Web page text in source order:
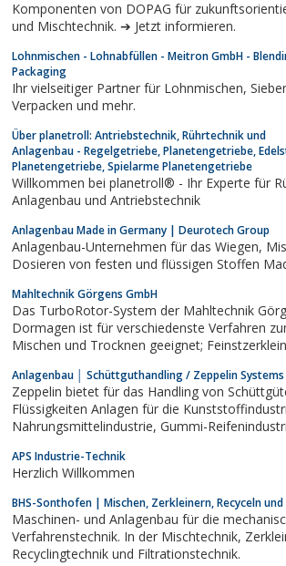
Komponenten von DOPAG für
und Mischtechnik. ➔ Jetzt informieren.
Lohnmischen - Lohnabfüllen - Meitron GmbH -
Packaging
Ihr vielseitiger Partner für Lohnmischen, Sieben, Portionieren,
Verpacken und mehr.
Über planetroll: Antriebstechnik, Rührtechnik und
Anlagenbau - Regelgetriebe, Planetengetriebe,
Planetengetriebe, Spielarme Planetengetriebe
Willkommen bei planetroll® - Ihr Experte für
Anlagenbau und Antriebstechnik
Anlagenbau Made in Germany | Deurotech Group
Anlagenbau-Unternehmen für das Wiegen, Mischen, Fördern und
Dosieren von festen und flüssigen Stoffen
Mahltechnik Görgens GmbH
Das TurboRotor-System der Mahltechnik
Dormagen ist für verschiedenste Verfahren
Mischen und Trocknen geeignet;
Mahlen und Trocknen, Mahl-Sprühtrocknung, selektive
Vermahlung, Mahlen – Mischen – Coaten.
Anlagenbau │ Schüttguthandling / Zeppelin Systems
Zeppelin bietet für das Handling von
Flüssigkeiten Anlagen für die
Nahrungsmittelindustrie, Gummi-Reifenindustrie, chemische
APS Industrie-Technik
Herzlich Willkommen
BHS-Sonthofen | Mischen, Zerkleinern, Recyceln
Maschinen- und Anlagenbau für die
Verfahrenstechnik. In der Mischtechnik, Zerkleinerungstechnik,
Recyclingtechnik und Filtrationstechnik.